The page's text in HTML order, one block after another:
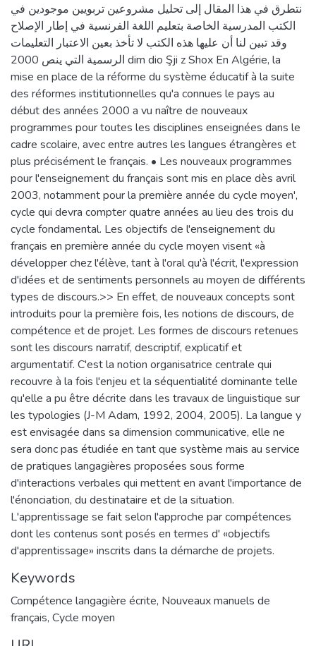
نتطرق في هذا المقال إلى تحليل مشروعين تربويين موجودين في
الكتب المدرسية الخاصة بتعليم اللغة الفرنسية في إطار الإصلاح
وقد تبين لنا أن عليها هذه الكتب لا تأخذ بعين الاعتبار التعليمات
الرسمية التي ينص 2000 dim dio Şji z Shox En Algérie, la
mise en place de la réforme du système éducatif à la suite
des réformes institutionnelles qu'a connues le pays au
début des années 2000 a vu naître de nouveaux
programmes pour toutes les disciplines enseignées dans le
cadre scolaire, avec entre autres les langues étrangères et
plus précisément le français. • Les nouveaux programmes
pour l'enseignement du français sont mis en place dès avril
2003, notamment pour la première année du cycle moyen',
cycle qui devra compter quatre années au lieu des trois du
cycle fondamental. Les objectifs de l'enseignement du
français en première année du cycle moyen visent «à
développer chez l'élève, tant à l'oral qu'à l'écrit, l'expression
d'idées et de sentiments personnels au moyen de différents
types de discours.>> En effet, de nouveaux concepts sont
introduits pour la première fois, les notions de discours, de
compétence et de projet. Les formes de discours retenues
sont les discours narratif, descriptif, explicatif et
argumentatif. C'est la notion organisatrice centrale qui
recouvre à la fois l'enjeu et la séquentialité dominante telle
qu'elle a pu être décrite dans les travaux de linguistique sur
les typologies (J-M Adam, 1992, 2004, 2005). La langue y
est envisagée dans sa dimension communicative, elle ne
sera donc pas étudiée en tant que système mais au service
de pratiques langagières proposées sous forme
d'interactions verbales qui mettent en avant l'importance de
l'énonciation, du destinataire et de la situation.
L'apprentissage se fait selon l'approche par compétences
dont les contenus sont posés en termes d' «objectifs
d'apprentissage» inscrits dans la démarche de projets.
Keywords
Compétence langagière écrite, Nouveaux manuels de
français, Cycle moyen